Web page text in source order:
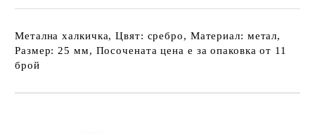
Метална халкичка, Цвят: сребро, Материал: метал,
Размер: 25 мм, Посочената цена е за опаковка от 11
брой